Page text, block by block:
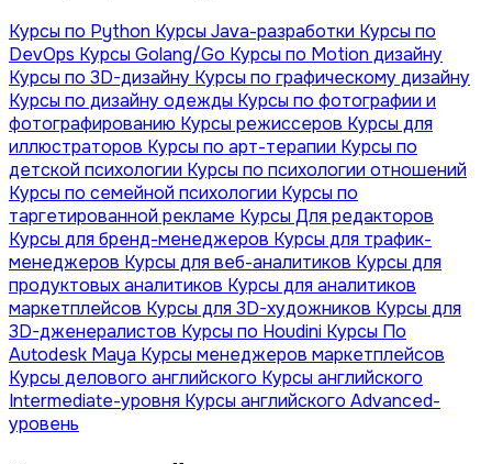
Курсы по Python Курсы Java-разработки Курсы по
DevOps Курсы Golang/Go Курсы по Motion дизайну
Курсы по 3D-дизайну Курсы по графическому дизайну
Курсы по дизайну одежды Курсы по фотографии и
фотографированию Курсы режиссеров Курсы для
иллюстраторов Курсы по арт-терапии Курсы по
детской психологии Курсы по психологии отношений
Курсы по семейной психологии Курсы по
таргетированной рекламе Курсы Для редакторов
Курсы для бренд-менеджеров Курсы для трафик-
менеджеров Курсы для веб-аналитиков Курсы для
продуктовых аналитиков Курсы для аналитиков
маркетплейсов Курсы для 3D-художников Курсы для
3D-дженералистов Курсы по Houdini Курсы По
Autodesk Maya Курсы менеджеров маркетплейсов
Курсы делового английского Курсы английского
Intermediate-уровня Курсы английского Advanced-
уровень